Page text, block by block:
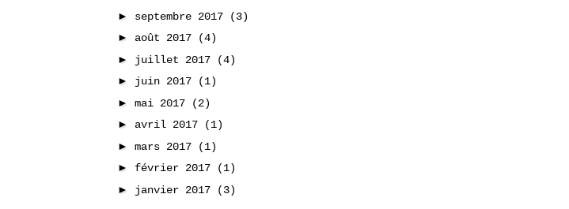
► septembre 2017
(3)
► août 2017
(4)
► juillet 2017
(4)
► juin 2017
(1)
► mai 2017
(2)
► avril 2017
(1)
► mars 2017
(1)
► février 2017
(1)
► janvier 2017 (3)